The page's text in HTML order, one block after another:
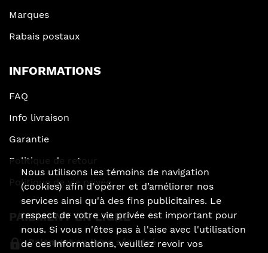
Marques
Rabais postaux
INFORMATIONS
FAQ
Info livraison
Garantie
Politique de retour
Politique de vie privée
PAIEMENT EN LIGNE
Paiement en ligne sécurisé
Nous utilisons les témoins de navigation
(cookies) afin d'opérer et d’améliorer nos
services ainsi qu'à des fins publicitaires. Le
respect de votre vie privée est important pour
nous. Si vous n'êtes pas à l'aise avec l'utilisation
de ces informations, veuillez revoir vos